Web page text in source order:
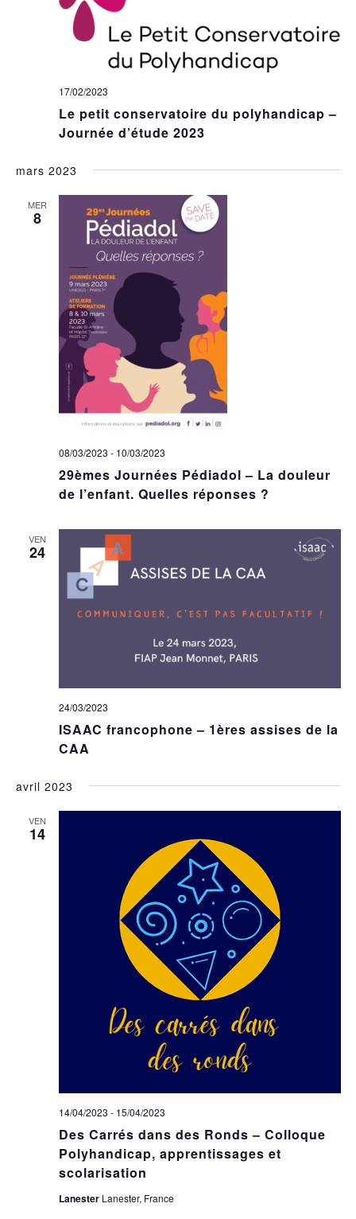
Le petit conservatoire du polyhandicap –
Journée d’étude 2023
17/02/2023
mars 2023
MER
8
29èmes Journées Pédiadol – La douleur
de l’enfant. Quelles réponses ?
08/03/2023 - 10/03/2023
VEN
24
ISAAC francophone – 1ères assises de la
CAA
24/03/2023
avril 2023
VEN
14
Des Carrés dans des Ronds – Colloque
Polyhandicap, apprentissages et
scolarisation
14/04/2023 - 15/04/2023
Lanester Lanester, France